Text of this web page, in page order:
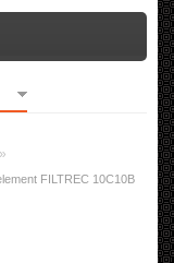
»
FILTREC 10C10B